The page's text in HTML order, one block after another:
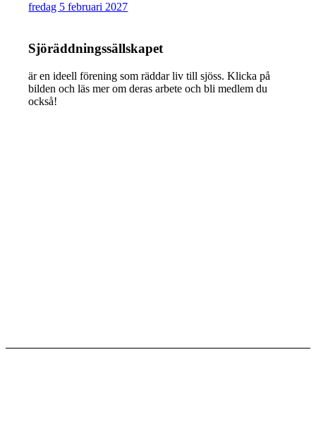
fredag 5 februari 2027
Sjöräddningssällskapet
är en ideell förening som räddar liv till sjöss. Klicka på
bilden och läs mer om deras arbete och bli medlem du
också!